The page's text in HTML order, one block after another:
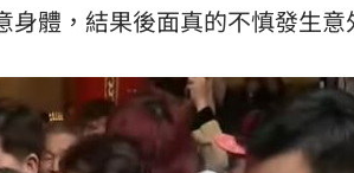
身體，結果後面真的不慎發生意